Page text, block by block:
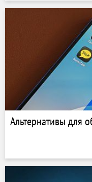
Альтернативы для